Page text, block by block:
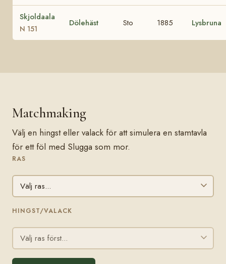
Skjoldaala
N 151
Dölehäst Sto 1885 Lysbruna
Matchmaking
Välj en hingst eller valack för att simulera en stamtavla
för ett föl med Slugga som mor.
RAS
HINGST/VALACK